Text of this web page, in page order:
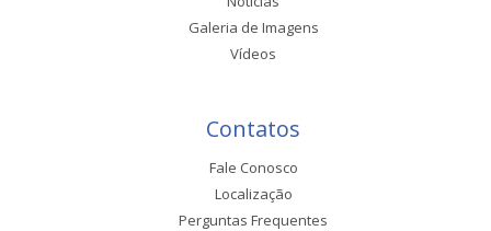
Galeria de Imagens
Vídeos
Contatos
Fale Conosco
Localização
Perguntas Frequentes